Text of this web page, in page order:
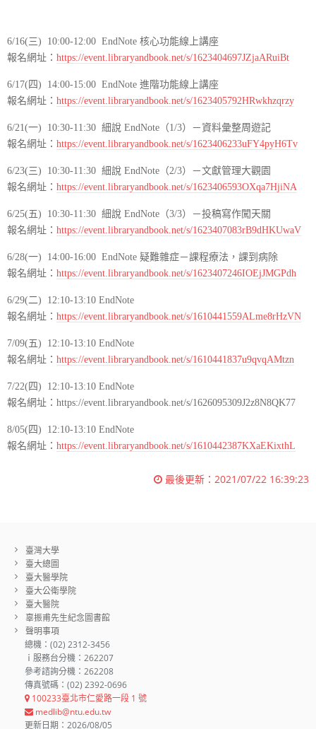
6/16(三) 10:00-12:00 EndNote 核心功能線上講座
報名網址： https://event.libraryandbook.net/s/1623404697JZjaARuiBt
6/17(四) 14:00-15:00 EndNote 進階功能線上講座
報名網址： https://event.libraryandbook.net/s/1623405792HRwkhzqrzy
6/21(一) 10:30-11:30 細說 EndNote（1/3）－資料彙整周遊記
報名網址： https://event.libraryandbook.net/s/1623406233uFY4pyH6Tv
6/23(三) 10:30-11:30 細說 EndNote（2/3）－文獻管理大觀園
報名網址： https://event.libraryandbook.net/s/1623406593OXqa7HjiNA
6/25(五) 10:30-11:30 細說 EndNote（3/3）－投稿寫作闖天關
報名網址： https://event.libraryandbook.net/s/1623407083rB9dHKUwaV
6/28(一) 14:00-16:00 EndNote 疑難雜症－課程療法，課到病除
報名網址： https://event.libraryandbook.net/s/1623407246IOEjJMGPdh
6/29(二) 12:10-13:10 EndNote
報名網址： https://event.libraryandbook.net/s/1610441559ALme8rHzVN
7/09(五) 12:10-13:10 EndNote
報名網址： https://event.libraryandbook.net/s/1610441837u9qvqAMtzn
7/22(四) 12:10-13:10 EndNote
報名網址：https://event.libraryandbook.net/s/1626095309J2z8N8QK77
8/05(四) 12:10-13:10 EndNote
報名網址： https://event.libraryandbook.net/s/1610442387KXaEKixthL
最後更新： 2021/07/22 16:39:23
臺灣大學
臺大總圖
臺大醫學院
臺大公衛學院
臺大醫院
辜振甫先生紀念圖書館
聲明事項
總機：(02) 2312-3456
ｉ服務台分機：262207
參考諮詢分機：262208
傳真號碼：(02) 2392-0696
100233臺北市仁愛路一段 1 號
medlib@ntu.edu.tw
更新日期：2026/08/05